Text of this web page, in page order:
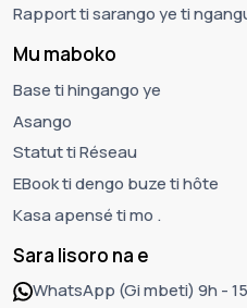
Rapport ti sarango ye ti
Mu maboko
Base ti hingango ye
Asango
Statut ti Réseau
EBook ti dengo buze ti hôte
Kasa apensé ti mo .
Sara lisoro na e
WhatsApp (Gi mbeti) 9h -